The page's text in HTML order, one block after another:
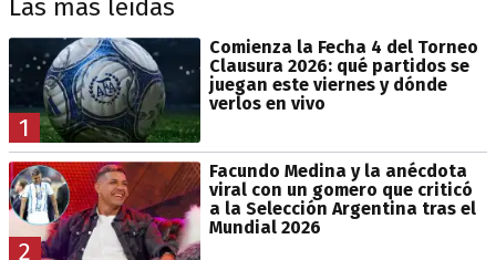
Las más leídas
1
Comienza la Fecha 4 del Torneo
Clausura 2026: qué partidos se
juegan este viernes y dónde
verlos en vivo
2
Facundo Medina y la anécdota
viral con un gomero que criticó
a la Selección Argentina tras el
Mundial 2026